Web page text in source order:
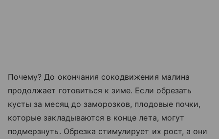
Почему? До окончания сокодвижения малина
продолжает готовиться к зиме. Если обрезать
кусты за месяц до заморозков, плодовые почки,
которые закладываются в конце лета, могут
подмерзнуть. Обрезка стимулирует их рост, а они